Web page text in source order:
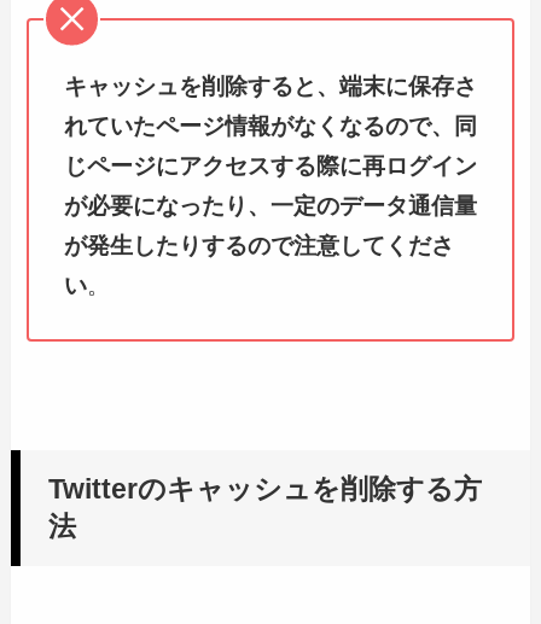
キャッシュを削除すると、端末に保存さ
れていたページ情報がなくなるので、同
じページにアクセスする際に再ログイン
が必要になったり、一定のデータ通信量
が発生したりするので注意してくださ
い。
Twitterのキャッシュを削除する方
法